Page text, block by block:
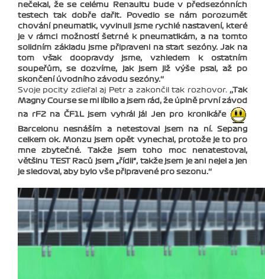
nečekal, že se celému Renaultu bude v předsezónních
testech tak dobře dařit. Povedlo se nám porozumět
chování pneumatik, vyvinuli jsme rychlé nastavení, které
je v rámci možností šetrné k pneumatikám, a na tomto
solidním základu jsme připraveni na start sezóny. Jak na
tom však doopravdy jsme, vzhledem k ostatním
soupeřům, se dozvíme, jak jsem již výše psal, až po
skončení úvodního závodu sezóny.‘‘
Svoje pocity zdieľal aj Petr a zakončil tak rozhovor. ‚‚Tak
Magny Course se mi líbilo a jsem rád, že úplně první závod
na rF2 na ČF1L jsem vyhrál já! Jen pro kronikáře
Barcelonu nesnáším a netestoval jsem na ní. Sepang
celkem ok. Monzu jsem opět vynechal, protože je to pro
mne zbytečné. Takže jsem toho moc nenatestoval,
většinu TEST Raců jsem „řídil“, takže jsem je ani nejel a jen
je sledoval, aby bylo vše připravené pro sezonu.‘‘